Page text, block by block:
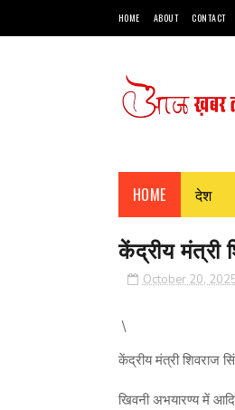
HOME ABOUT CONTACT
HOME देश
केंद्रीय मंत्री
October 20,
\
केंद्रीय मंत्री शिवराज
खिवनी अभयारण्य में